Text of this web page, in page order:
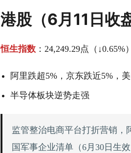
港股（6月11日收
恒生指数 ：24,249.29点（↓0.65%
阿里跌超5%，京东跌近5%，
半导体板块逆势走强
监管整治电商平台打折营销，
国军事企业清单（6月30日生效